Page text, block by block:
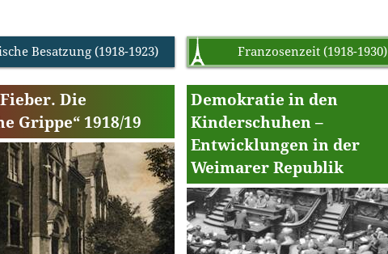
Besatzung (1918-1923) Franzosenzeit (1918-1930)
Die
Grippe“ 1918/19
Demokratie in den
Kinderschuhen –
Entwicklungen in der
Weimarer Republik